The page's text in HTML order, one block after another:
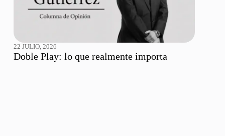
22 JULIO, 2026
Doble Play: lo que realmente importa